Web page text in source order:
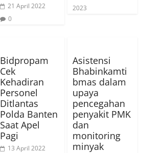
21 April 2022
0
2023
Bidpropam
Cek
Kehadiran
Personel
Ditlantas
Polda Banten
Saat Apel
Pagi
13 April 2022
Asistensi
Bhabinkamti
bmas dalam
upaya
pencegahan
penyakit PMK
dan
monitoring
minyak